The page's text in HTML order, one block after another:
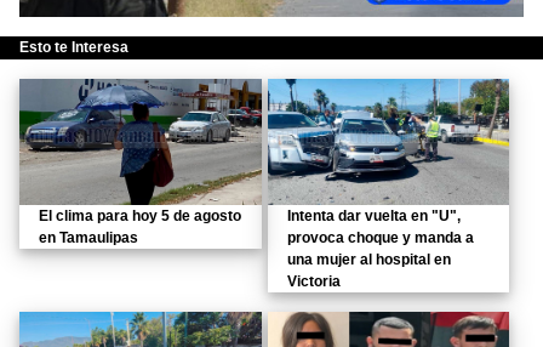
Esto te Interesa
El clima para hoy 5 de agosto
en Tamaulipas
Intenta dar vuelta en "U",
provoca choque y manda a
una mujer al hospital en
Victoria